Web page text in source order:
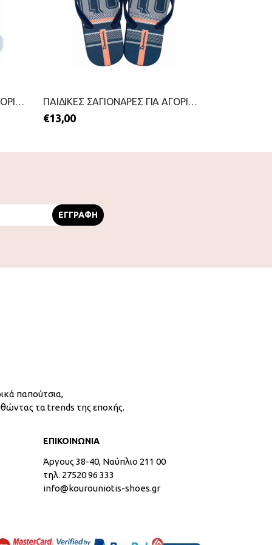
ΠΑΙΔΙΚΕΣ ΣΑΓΙΟΝΑΡΕΣ ΓΙΑ ΑΓΟΡΙΑ-IPANEMA-2199-0448-ΜΠΛΕ ΠΑΙΔΙΚΕΣ ΣΑΓΙΟΝΑΡΕΣ ΓΙΑ ΑΓΟΡΙΑ-IPANEMA-2199-0461-ΜΑΥΡΟ
€13,00
παπούτσια,
τα trends της εποχής.
ΕΠΙΚΟΙΝΩΝΙΑ
Άργους 38-40, Ναύπλιο 211 00
τηλ. 27520 96 333
info@kourouniotis-shoes.gr